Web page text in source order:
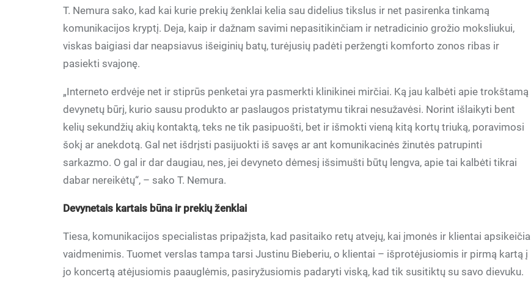
T. Nemura sako, kad kai kurie prekių ženklai kelia sau didelius tikslus ir net pasirenka tinkamą
komunikacijos kryptį. Deja, kaip ir dažnam savimi nepasitikinčiam ir netradicinio grožio moksliukui,
viskas baigiasi dar neapsiavus išeiginių batų, turėjusių padėti peržengti komforto zonos ribas ir
pasiekti svajonę.
„Interneto erdvėje net ir stiprūs penketai yra pasmerkti klinikinei mirčiai. Ką jau kalbėti apie trokštamą
devynetų būrį, kurio sausu produkto ar paslaugos pristatymu tikrai nesužavėsi. Norint išlaikyti bent
kelių sekundžių akių kontaktą, teks ne tik pasipuošti, bet ir išmokti vieną kitą kortų triuką, poravimosi
šokį ar anekdotą. Gal net išdrįsti pasijuokti iš savęs ar ant komunikacinės žinutės patrupinti
sarkazmo. O gal ir dar daugiau, nes, jei devyneto dėmesį išsimušti būtų lengva, apie tai kalbėti tikrai
dabar nereikėtų“, – sako T. Nemura.
Devynetais kartais būna ir prekių ženklai
Tiesa, komunikacijos specialistas pripažįsta, kad pasitaiko retų atvejų, kai įmonės ir klientai apsikeičia
vaidmenimis. Tuomet verslas tampa tarsi Justinu Bieberiu, o klientai – išprotėjusiomis ir pirmą kartą į
jo koncertą atėjusiomis paauglėmis, pasiryžusiomis padaryti viską, kad tik susitiktų su savo dievuku.